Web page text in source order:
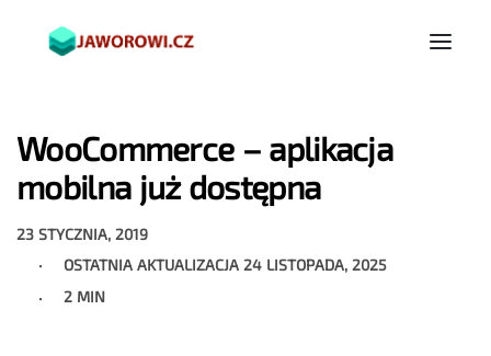
WooCommerce – aplikacja
mobilna już dostępna
23 STYCZNIA, 2019
OSTATNIA AKTUALIZACJA 24 LISTOPADA, 2025
2 MIN